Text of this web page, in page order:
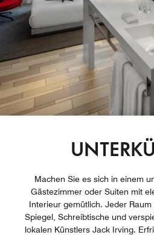
Machen Sie es sich in einem
Gästezimmer oder Suiten mit
Interieur gemütlich. Jeder
Spiegel, Schreibtische und
lokalen Künstlers Jack Irving.